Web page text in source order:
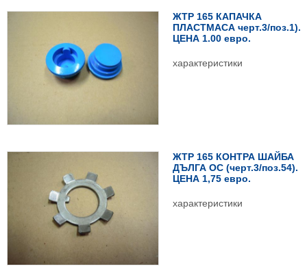
ЖТР 165 КАПАЧКА
ПЛАСТМАСА черт.3/поз.1).
ЦЕНА 1.00 евро.
характеристики
ЖТР 165 КОНТРА ШАЙБА
ДЪЛГА ОС (черт.3/поз.54).
ЦЕНА 1,75 евро.
характеристики